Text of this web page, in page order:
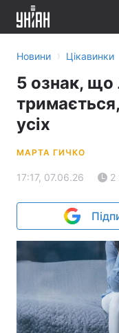
Новини › Цікавинки
5 ознак,
усіх
МАРТА ГИЧКО
17:17, 07.06.26 2